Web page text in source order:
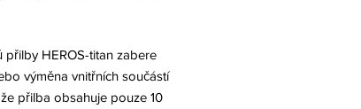
HEROS-titan zabere
výměna vnitřních součástí
přilba obsahuje pouze 10